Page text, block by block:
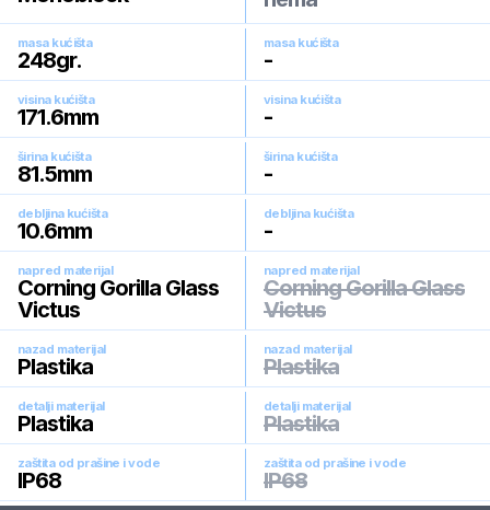
masa kućišta
248gr.
masa kućišta
-
visina kućišta
171.6mm
visina kućišta
-
širina kućišta
81.5mm
širina kućišta
-
debljina kućišta
10.6mm
debljina kućišta
-
napred materijal
Corning Gorilla Glass
Victus
napred materijal
Corning Gorilla Glass
Victus
nazad materijal
Plastika
nazad materijal
Plastika
detalji materijal
Plastika
detalji materijal
Plastika
zaštita od prašine i vode
IP68
zaštita od prašine i vode
IP68